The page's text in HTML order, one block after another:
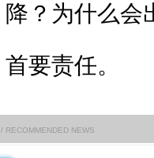
降？为什么会
首要责任。
/ RECOMMENDED NEWS